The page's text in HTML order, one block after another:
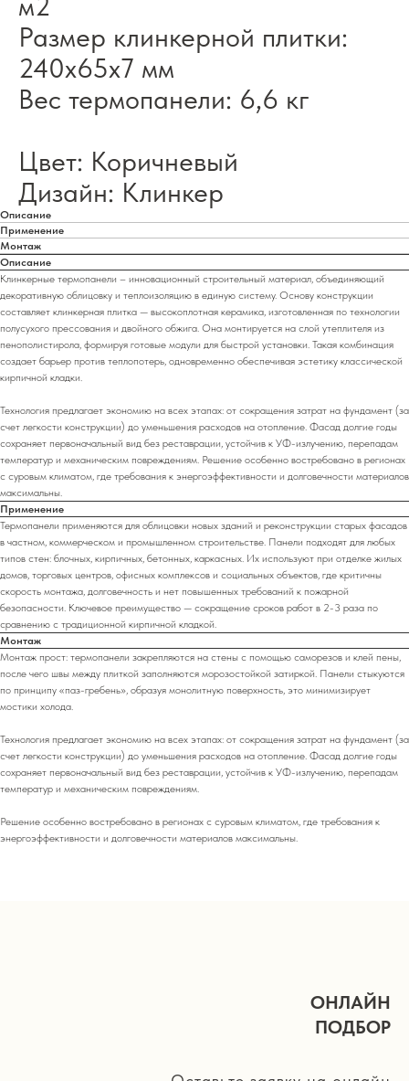
Размер клинкерной плитки:
240х65х7 мм
Вес термопанели: 6,6 кг
Цвет: Коричневый
Дизайн: Клинкер
Описание
Применение
Монтаж
Описание
Клинкерные термопанели – инновационный строительный материал, объединяющий
декоративную облицовку и теплоизоляцию в единую систему. Основу конструкции
составляет клинкерная плитка — высокоплотная керамика, изготовленная по технологии
полусухого прессования и двойного обжига. Она монтируется на слой утеплителя из
пенополистирола, формируя готовые модули для быстрой установки. Такая комбинация
создает барьер против теплопотерь, одновременно обеспечивая эстетику классической
кирпичной кладки.
Технология предлагает экономию на всех этапах: от сокращения затрат на фундамент (за
счет легкости конструкции) до уменьшения расходов на отопление. Фасад долгие годы
сохраняет первоначальный вид без реставрации, устойчив к УФ-излучению, перепадам
температур и механическим повреждениям. Решение особенно востребовано в регионах
с суровым климатом, где требования к энергоэффективности и долговечности материалов
максимальны.
Применение
Термопанели применяются для облицовки новых зданий и реконструкции старых фасадов
в частном, коммерческом и промышленном строительстве. Панели подходят для любых
типов стен: блочных, кирпичных, бетонных, каркасных. Их используют при отделке жилых
домов, торговых центров, офисных комплексов и социальных объектов, где критичны
скорость монтажа, долговечность и нет повышенных требований к пожарной
безопасности. Ключевое преимущество — сокращение сроков работ в 2-3 раза по
сравнению с традиционной кирпичной кладкой.
Монтаж
Монтаж прост: термопанели закрепляются на стены с помощью саморезов и клей пены,
после чего швы между плиткой заполняются морозостойкой затиркой. Панели стыкуются
по принципу «паз-гребень», образуя монолитную поверхность, это минимизирует
мостики холода.
Технология предлагает экономию на всех этапах: от сокращения затрат на фундамент (за
счет легкости конструкции) до уменьшения расходов на отопление. Фасад долгие годы
сохраняет первоначальный вид без реставрации, устойчив к УФ-излучению, перепадам
температур и механическим повреждениям.
Решение особенно востребовано в регионах с суровым климатом, где требования к
энергоэффективности и долговечности материалов максимальны.
ОНЛАЙН
ПОДБОР